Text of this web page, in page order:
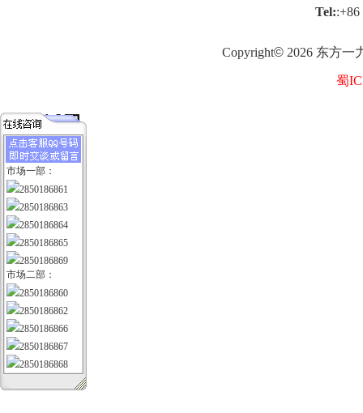
Tel::+86
Copyright© 2026 东方一
蜀
市场一部：
2850186861
2850186863
2850186864
2850186865
2850186869
市场二部：
2850186860
2850186862
2850186866
2850186867
2850186868